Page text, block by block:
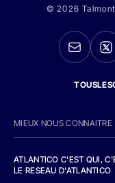
© 2026
MIEUX NOUS CONNAITRE
ATLANTICO C'EST QUI,
LE RESEAU D'ATLANTICO